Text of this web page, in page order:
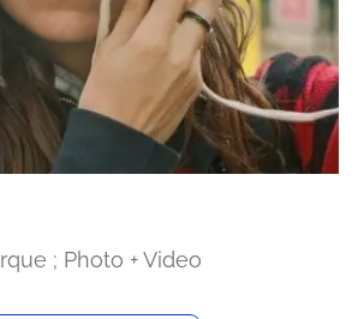
; Photo + Video